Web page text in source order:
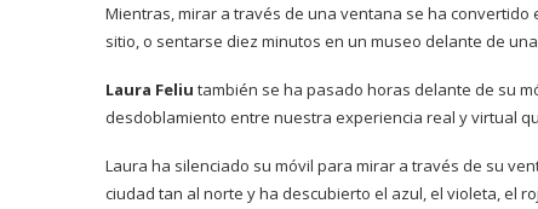
Mientras, mirar a través de una ventana se ha
sitio, o sentarse diez minutos en un museo delante de
Laura Feliu también se ha pasado horas delante de su
desdoblamiento entre nuestra experiencia real y virtual
Laura ha silenciado su móvil para mirar a través de su
ciudad tan al norte y ha descubierto el azul, el violeta, el